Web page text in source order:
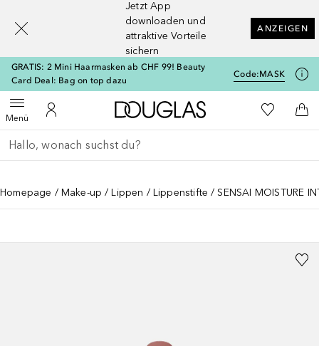
Jetzt App
downloaden und
attraktive Vorteile
sichern
ANZEIGEN
GRATIS: 2 Mini Haarmasken ab CHF 99! Beauty
Card Deal: Bag on top dazu
Code:MASK
MenüMenü öffnenZu Meinem Kundenkonto
Zur Douglas Startseite
Zu Meiner
Gehe zurück
Suche ausführen
Homepage Make-up Lippen Lippenstifte SENSAI MOISTURE
[navigation.slideout.screenreader]